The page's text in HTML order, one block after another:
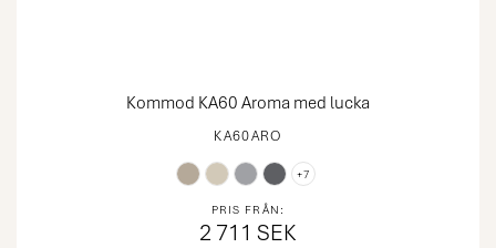
PRIS FRÅN:
2 711 SEK
KA60ARO
Kommod KA60 Aroma med lucka
+7